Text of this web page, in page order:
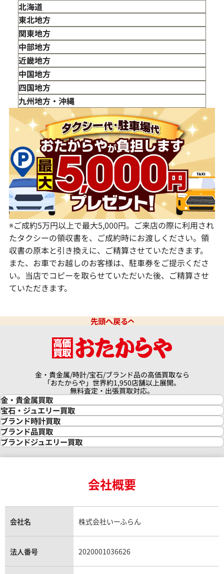
北海道
東北地方
青森県
岩手県
宮城県
秋田県
山形県
福島県
関東地方
東京都
神奈川県
埼玉県
千葉県
茨城県
栃木県
群馬県
中部地方
新潟県
富山県
石川県
山梨県
長野県
岐阜県
静岡県
愛知県
近畿地方
三重県
滋賀県
京都府
大阪府
兵庫県
奈良県
和歌山県
中国地方
鳥取県
島根県
岡山県
広島県
山口県
四国地方
徳島県
香川県
愛媛県
九州地方・沖縄
福岡県
佐賀県
長崎県
熊本県
大分県
宮崎県
鹿児島県
※ご成約5万円以上で最大5,000円。ご来店の際に利用され
たタクシーの領収書を、ご成約時にお渡しください。領
収書の原本と引き換えに、ご精算させていただきます。
また、お車でお越しのお客様は、駐車券をご提示くださ
い。当店でコピーを取らせていただいた後、ご精算させ
ていただきます。
先頭へ戻る
金・貴金属/時計/宝石/ブランド品の高価買取なら
「おたからや」世界約1,950店舗以上展開。
無料査定・出張買取対応。
金・貴金属買取
金買取
金の相場価格情報
金の参考買取価格一覧
インゴット買取
インゴットの相場価格情報
24金買取
金貨買取
貴金属買取
銀・シルバー買取
パラジウム買取
宝石・ジュエリー買取
宝石・ジュエリー買取
ダイヤモンド買取
ダイヤモンド・宝石の参考価格一覧
リング・結婚指輪買取
エメラルド買取
トパーズ買取
タンザナイト買取
キャッツアイ買取
ブランド時計買取
時計買取
ロレックス買取
ロレックス デイトナ買取
ロレックス サブマリーナー買取
ロレックス エクスプローラー買取
ロレックス デイトジャスト買取
パテック フィリップノーチラス買取
ヴァシュロン・コンスタンタン買取
ブランド品買取
ブランド買取
シャネル マトラッセ買取
セリーヌ買取
ブランドジュエリー買取
ヴァンクリーフ＆アーペル買取
ショーメ買取
ダミアーニ買取
会社概要
会社名 株式会社いーふらん
法人番号 2020001036626